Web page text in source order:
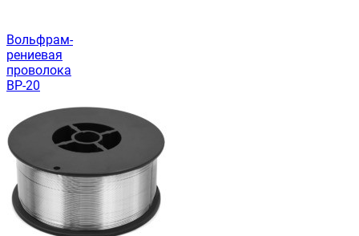
Вольфрам-
рениевая
проволока
ВР-20